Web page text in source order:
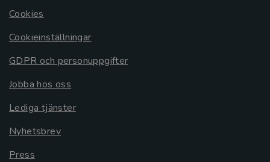
Cookies
Cookieinställningar
GDPR och personuppgifter
Jobba hos oss
Lediga tjänster
Nyhetsbrev
Press